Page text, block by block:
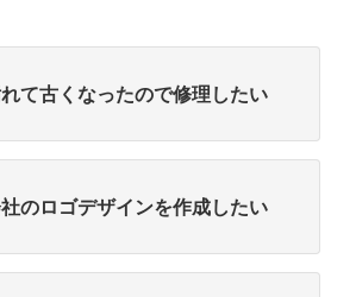
て古くなったので修理したい
のロゴデザインを作成したい